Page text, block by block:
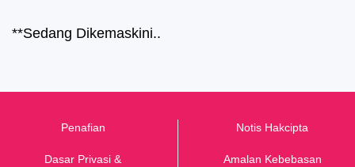
**Sedang Dikemaskini..
Penafian
Dasar Privasi &
Notis Hakcipta
Amalan Kebebasan